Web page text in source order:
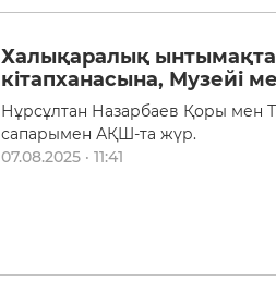
Халықаралық
кітапханасына, Музейі
Нұрсұлтан Назарбаев Қоры мен
сапарымен АҚШ-та жүр.
07.08.2025 · 11:41